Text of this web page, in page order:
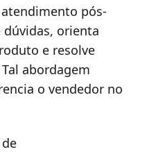
pós-
dúvidas, orienta
e resolve
abordagem
o vendedor no